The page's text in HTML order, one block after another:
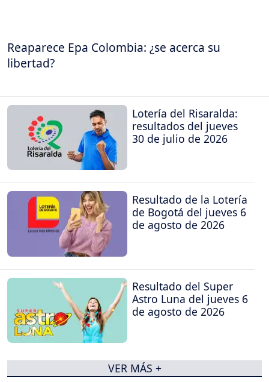
Reaparece Epa Colombia: ¿se acerca su
libertad?
Lotería del Risaralda:
resultados del jueves
30 de julio de 2026
Resultado de la Lotería
de Bogotá del jueves 6
de agosto de 2026
Resultado del Super
Astro Luna del jueves 6
de agosto de 2026
VER MÁS +